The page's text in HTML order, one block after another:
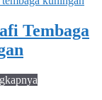
Tembaga